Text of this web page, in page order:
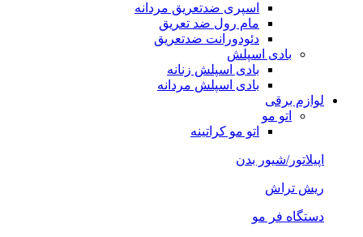
اسپری ضدتعریق مردانه
مام رول ضد تعریق
دئودورانت ضدتعریق
بادی اسپلش
بادی اسپلش زنانه
بادی اسپلش مردانه
لوازم برقی
اتو مو
اتو مو کراتینه
اپیلاتور/شیور بدن
ریش تراش
دستگاه فر مو